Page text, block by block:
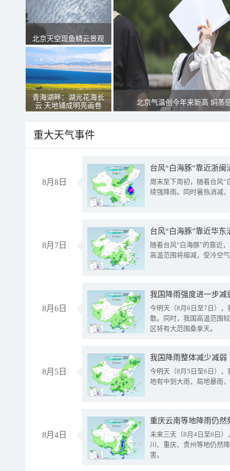
北京天空现鱼鳞云景观
青海湖畔：湖光花海长
云 天地铺成明亮画卷
北京气温创今年来新高 焖蒸
重大天气事件
8月8日
台风“白海豚”靠近浙
周末至下周初，随着台风“
续强降雨。同时暑热消减
8月7日
台风“白海豚”靠近华
随着台风“白海豚”的靠近
高温范围将缩减，受冷空
8月6日
今明天（8月6日至7日）
散。同时，我国高温范围
区将有大范围桑拿天。
8月5日
我国降雨整体减少减弱
今明天（8月5日至6日）
地有中到大雨，局地暴雨
8月4日
重庆云南等地降雨仍然
未来三天（8月4日至6日
川、重庆、贵州等地仍然
害。